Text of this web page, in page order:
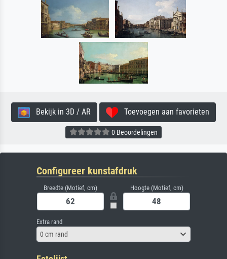
Bekijk in 3D / AR Toevoegen aan favorieten
0 Beoordelingen
Configureer kunstafdruk
Breedte (Motief, cm) Hoogte (Motief, cm)
Extra rand
0 cm rand